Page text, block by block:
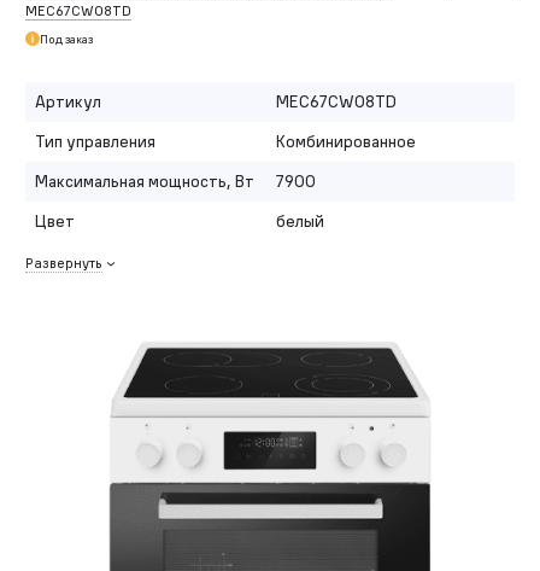
MEC67CW08TD
Под заказ
Артикул
MEC67CW08TD
Тип управления
Комбинированное
Максимальная мощность, Вт
7900
Цвет
белый
Развернуть